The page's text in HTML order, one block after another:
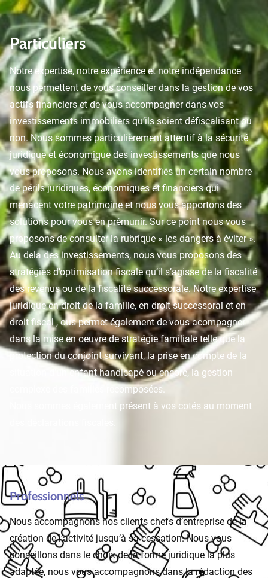
Particuliers
Notre expertise, notre expérience et notre indépendance
nous permettent de vous conseiller dans la gestion de vos
actifs financiers et de vous accompagner dans vos
investissements immobiliers qu’ils soient défiscalisant ou
non. Nous sommes particulièrement attentif à la sécurité
juridique et économique des investissements que nous
vous proposons. Nous avons identifiés un certain nombre
de périls juridiques, économiques et financiers qui
menacent votre patrimoine et nous vous apportons des
solutions pour vous en prémunir. Sur ce point nous vous
proposons de consulter la rubrique « les dangers à éviter ».
Au dela des investissements, nous vous proposons des
stratégies d’optimisation fiscale qu’il s’agisse de la fiscalité
des revenus ou de la fiscalité successorale. Notre expertise
juridique en droit de la famille, en droit successoral et en
droit fiscal , ous permet également de vous acompagner
dans la mise en oeuvre de stratégie familiale telle que la
protection du conjoint survivant, la prise en compte de la
situation d’un enfant handicapé ou encore, la gestion
complexe des familles recomposées.
Nous sommes également présent à vos cotés au moment
Professionnels
Nous accompagnons nos clients chefs d’entreprise de la
création de l’activité jusqu’à sa cessation. Nous vous
conseillons dans le choix de la forme juridique la plus
adaptée, nous vous accompagnons dans la rédaction des